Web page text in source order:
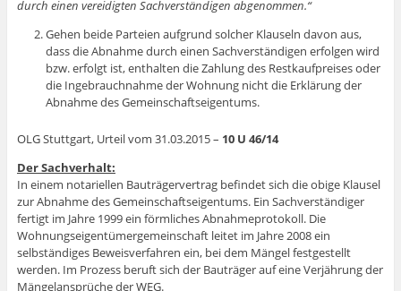
durch einen vereidigten Sachverständigen abgenommen.“
Gehen beide Parteien aufgrund solcher Klauseln davon aus,
dass die Abnahme durch einen Sachverständigen erfolgen wird
bzw. erfolgt ist, enthalten die Zahlung des Restkaufpreises oder
die Ingebrauchnahme der Wohnung nicht die Erklärung der
Abnahme des Gemeinschaftseigentums.
OLG Stuttgart, Urteil vom 31.03.2015 – 10 U 46/14
Der Sachverhalt:
In einem notariellen Bauträgervertrag befindet sich die obige Klausel
zur Abnahme des Gemeinschaftseigentums. Ein Sachverständiger
fertigt im Jahre 1999 ein förmliches Abnahmeprotokoll. Die
Wohnungseigentümergemeinschaft leitet im Jahre 2008 ein
selbständiges Beweisverfahren ein, bei dem Mängel festgestellt
werden. Im Prozess beruft sich der Bauträger auf eine Verjährung der
Mängelansprüche der WEG.